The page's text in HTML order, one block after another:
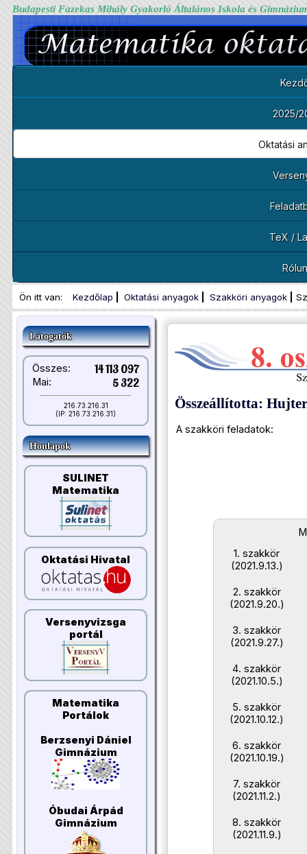
Budapesti Fazekas Mihály Gyakorló Általános Iskola és
2025/
Oktatási
TeX /
Ön itt van: Kezdőlap Oktatási anyagok Szakköri anyagok
Látogatók
Összes: 14 113 097
Mai: 5 322
216.73.216.31
(IP: 216.73.216.31)
Honlapok
SULINET
Matematika
Oktatási Hivatal
Versenyvizsga
portál
Matematika
Portálok
Berzsenyi Dániel
Gimnázium
Óbudai Árpád
Gimnázium
Összeállította:
A szakköri feladatok:
1. szakkör
(2021.9.13.)
2. szakkör
(2021.9.20.)
3. szakkör
(2021.9.27.)
4. szakkör
(2021.10.5.)
5. szakkör
(2021.10.12.)
6. szakkör
(2021.10.19.)
7. szakkör
(2021.11.2.)
8. szakkör
(2021.11.9.)